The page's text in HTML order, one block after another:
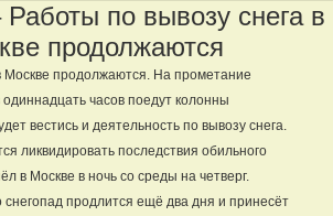
по вывозу снега в
продолжаются
Москве продолжаются. На прометание
часов поедут колонны
вестись и деятельность по вывозу снега.
ликвидировать последствия обильного
в Москве в ночь со среды на четверг.
продлится ещё два дня и принесёт